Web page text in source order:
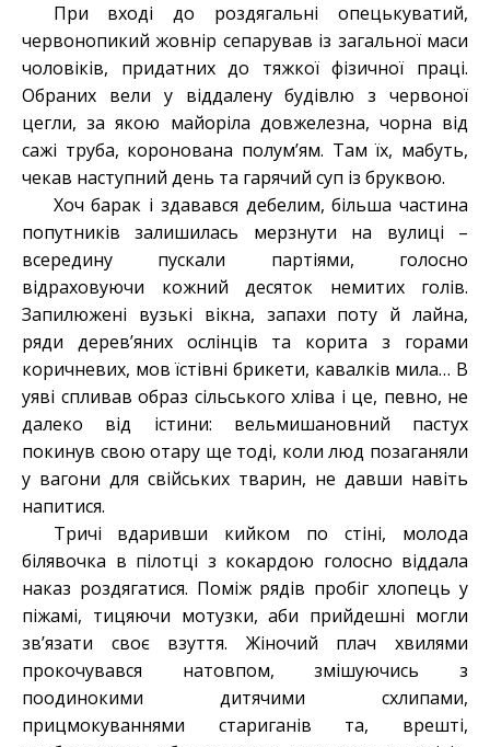
При вході до роздягальні опецькуватий,
червонопикий жовнір сепарував із загальної маси
чоловіків, придатних до тяжкої фізичної праці.
Обраних вели у віддалену будівлю з червоної
цегли, за якою майоріла довжелезна, чорна від
сажі труба, коронована полум’ям. Там їх, мабуть,
чекав наступний день та гарячий суп із бруквою.
Хоч барак і здавався дебелим, більша частина
попутників залишилась мерзнути на вулиці –
всередину пускали партіями, голосно
відраховуючи кожний десяток немитих голів.
Запилюжені вузькі вікна, запахи поту й лайна,
ряди дерев’яних ослінців та корита з горами
коричневих, мов їстівні брикети, кавалків мила… В
уяві спливав образ сільського хліва і це, певно, не
далеко від істини: вельмишановний пастух
покинув свою отару ще тоді, коли люд позаганяли
у вагони для свійських тварин, не давши навіть
напитися.
Тричі вдаривши кийком по стіні, молода
білявочка в пілотці з кокардою голосно віддала
наказ роздягатися. Поміж рядів пробіг хлопець у
піжамі, тицяючи мотузки, аби прийдешні могли
зв’язати своє взуття. Жіночий плач хвилями
прокочувався натовпом, змішуючись з
поодинокими дитячими схлипами,
прицмокуваннями стариганів та, врешті,